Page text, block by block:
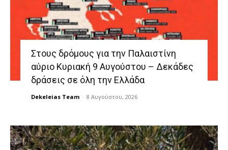
Στους δρόμους για την Παλαιστίνη
αύριο Κυριακή 9 Αυγούστου – Δεκάδες
δράσεις σε όλη την Ελλάδα
Dekeleias Team - 8 Αυγούστου, 2026